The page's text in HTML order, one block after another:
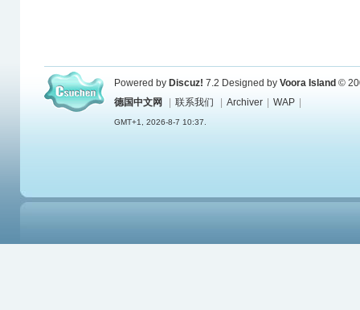
Powered by Discuz! 7.2 Designed by Voora Island ©
德国中文网
联系我们 Archiver WAP
GMT+1, 2026-8-7 10:37.